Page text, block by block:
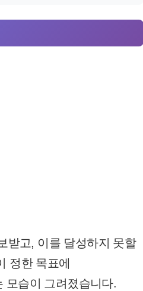
받고, 이를 달성하지 못할
정한 목표에
모습이 그려졌습니다.